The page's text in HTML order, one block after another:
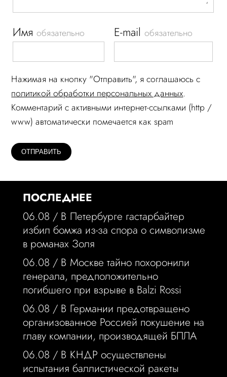
Имяобязательно E-mailобязательно
Нажимая на кнопку "Отправить", я соглашаюсь c
политикой обработки персональных данных.
Комментарий c активными интернет-ссылками (http /
www) автоматически помечается как spam
ПОСЛЕДНЕЕ
06.08 / В Петербурге гастарбайтер
избил бомжа из-за спора о символизме
в романах Золя
06.08 / В Москве тайно похоронили
генерала, предположительно
погибшего при взрыве в Balzi Rossi
06.08 / В Германии предотвращено
организованное Россией покушение на
главу компании, производящей БПЛА
06.08 / В КНДР осуществлены
испытания баллистической ракеты